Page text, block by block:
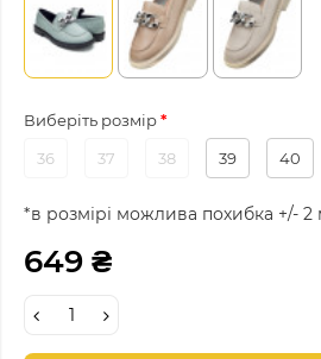
Виберіть розмір
36
37 38 39 40
*в розмірі можлива похибка +/- 2
649 ₴